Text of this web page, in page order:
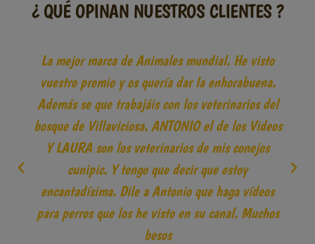
¿ QUÉ OPINAN NUESTROS CLIENTES ?
La mejor marca de Animales mundial. He visto
vuestro premio y os quería dar la enhorabuena.
Además se que trabajáis con los veterinarios del
bosque de Villaviciosa. ANTONIO el de los Videos
Y LAURA son los veterinarios de mis conejos
cunipic. Y tengo que decir que estoy
encantadísima. Dile a Antonio que haga vídeos
para perros que los he visto en su canal. Muchos
besos